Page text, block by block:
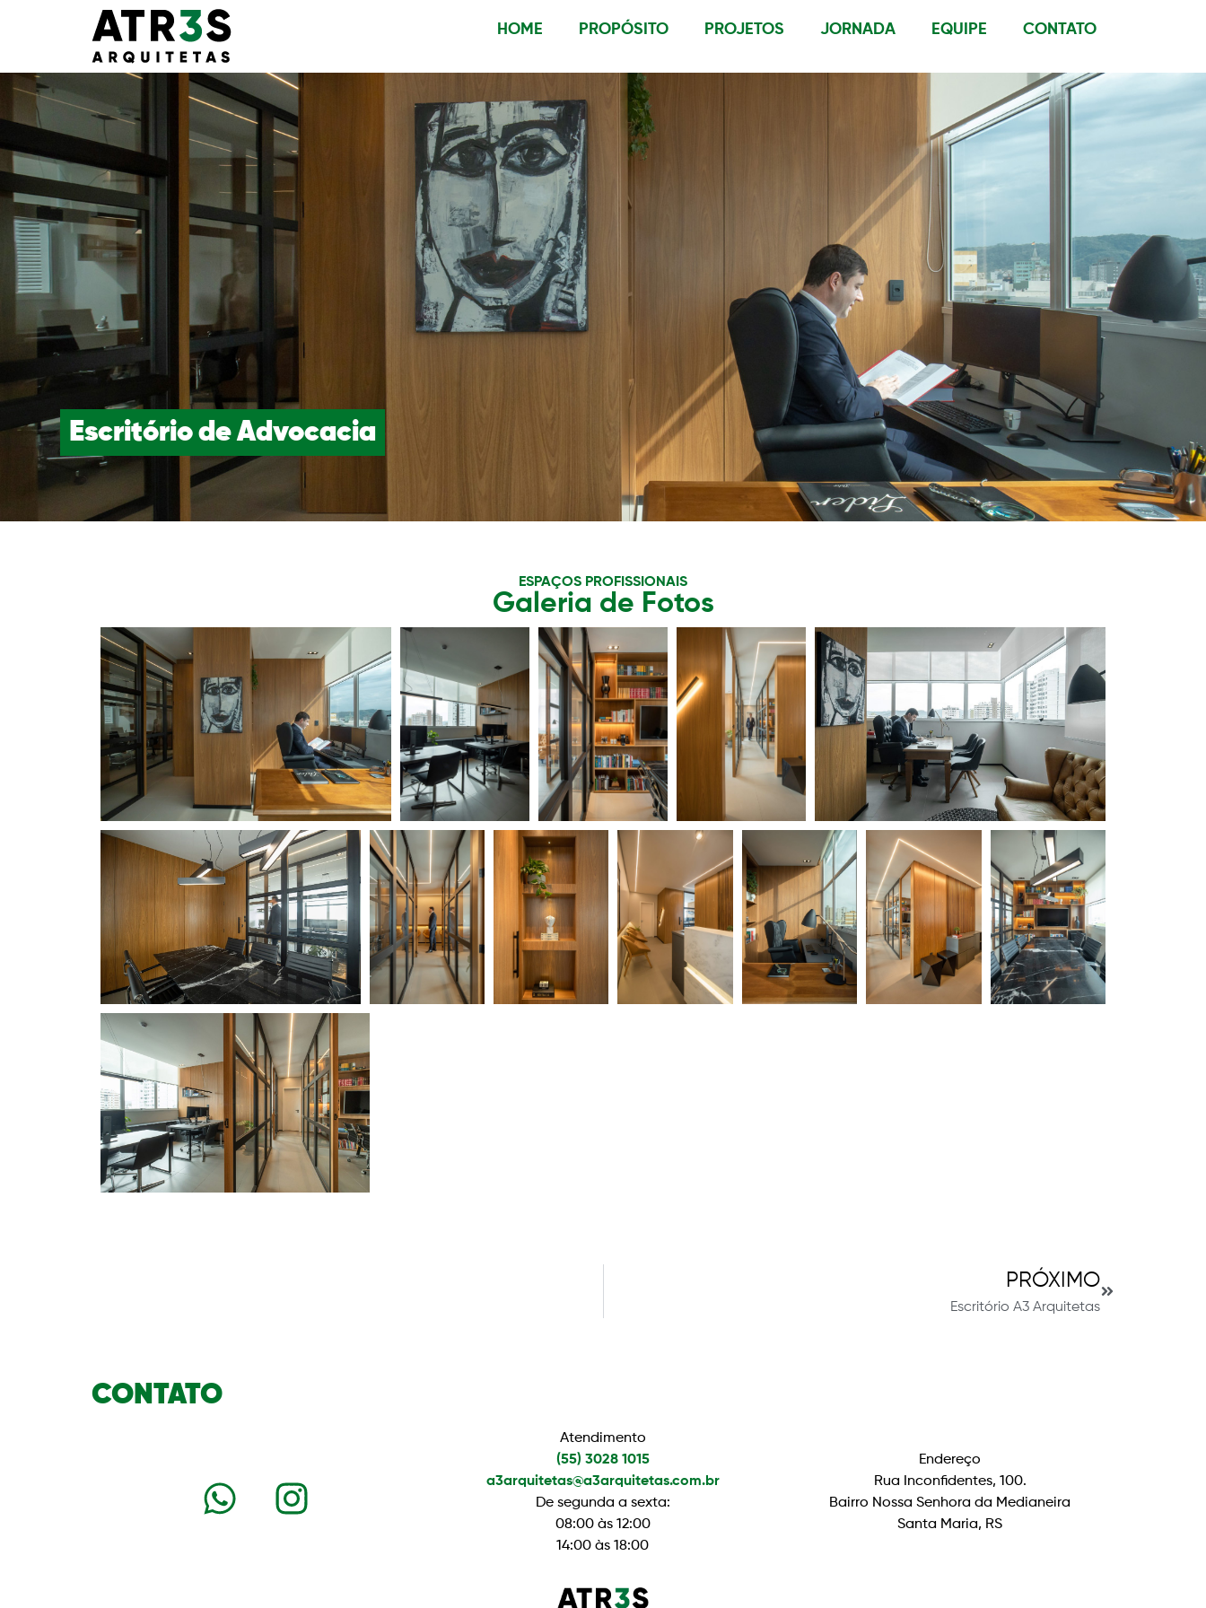
HOME PROPÓSITO PROJETOS JORNADA EQUIPE CONTATO
Escritório de Advocacia
ESPAÇOS PROFISSIONAIS
Galeria de Fotos
PRÓXIMO
Escritório A3 Arquitetas
CONTATO
Atendimento
(55) 3028 1015
a3arquitetas@a3arquitetas.com.br
De segunda a sexta:
08:00 às 12:00
14:00 às 18:00
Endereço
Rua Inconfidentes, 100.
Bairro Nossa Senhora da Medianeira
Santa Maria, RS